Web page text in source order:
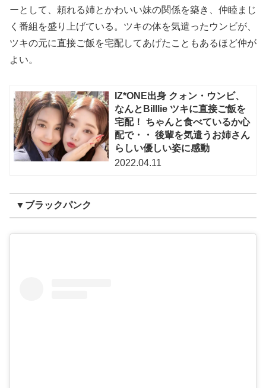
ーとして、頼れる姉とかわいい妹の関係を築き、仲睦まじ
く番組を盛り上げている。ツキの体を気遣ったウンビが、
ツキの元に直接ご飯を宅配してあげたこともあるほど仲が
よい。
IZ*ONE出身 クォン・ウンビ、
なんとBilllie ツキに直接ご飯を
宅配！ ちゃんと食べているか心
配で・・ 後輩を気遣うお姉さん
らしい優しい姿に感動
2022.04.11
▼ブラックパンク